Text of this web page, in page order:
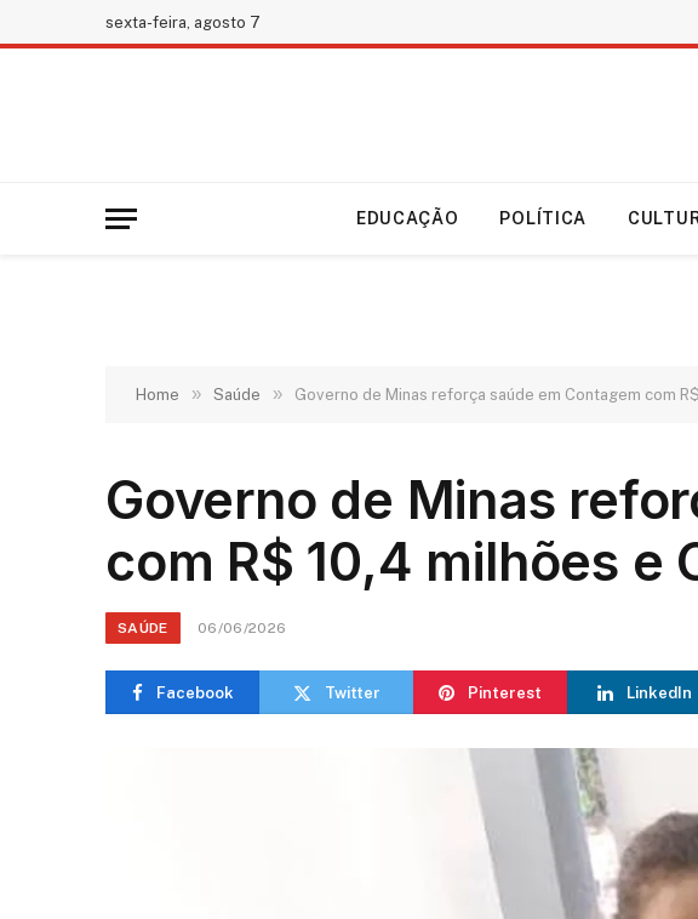
sexta-feira, agosto 7
EDUCAÇÃO POLÍTICA
Home » Saúde » Governo de Minas reforça saúde em Contagem com
Governo de Minas
com R$ 10,4 milhões e
SAÚDE 06/06/2026
Facebook Twitter Pinterest LinkedIn